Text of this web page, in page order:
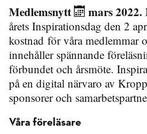
Medlemsnytt
mars 2022.
årets Inspirationsdag den 2
kostnad för våra medlemmar
innehåller spännande
förbundet och årsmöte.
på en digital närvaro av
sponsorer och
Våra föreläsare